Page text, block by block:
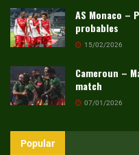
AS Monaco –
probables
15/02/2026
Cameroun –
match
07/01/2026
Popular